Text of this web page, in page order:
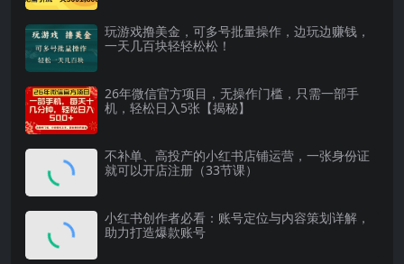
玩游戏撸美金，可多号批量操作，边玩边赚钱，
一天几百块轻轻松松！
26年微信官方项目，无操作门槛，只需一部手
机，轻松日入5张【揭秘】
不补单、高投产的小红书店铺运营，一张身份证
就可以开店注册（33节课）
小红书创作者必看：账号定位与内容策划详解，
助力打造爆款账号